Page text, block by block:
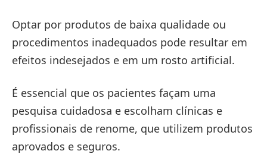
Optar por produtos de baixa qualidade ou
procedimentos inadequados pode resultar em
efeitos indesejados e em um rosto artificial.
É essencial que os pacientes façam uma
pesquisa cuidadosa e escolham clínicas e
profissionais de renome, que utilizem produtos
aprovados e seguros.